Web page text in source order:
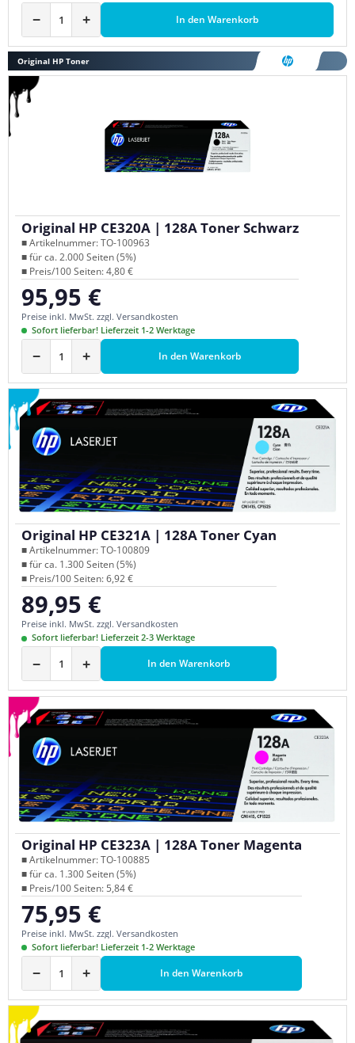
− + In den Warenkorb
Original HP Toner
Original HP CE320A | 128A Toner Schwarz
■ Artikelnummer: TO-100963
■ für ca. 2.000 Seiten (5%)
■ Preis/100 Seiten: 4,80 €
Regulärer Preis:
95,95 €
Preise inkl. MwSt. zzgl. Versandkosten
Sofort lieferbar! Lieferzeit 1-2 Werktage
− + In den Warenkorb
Original HP CE321A | 128A Toner Cyan
■ Artikelnummer: TO-100809
■ für ca. 1.300 Seiten (5%)
■ Preis/100 Seiten: 6,92 €
Regulärer Preis:
89,95 €
Preise inkl. MwSt. zzgl. Versandkosten
Sofort lieferbar! Lieferzeit 2-3 Werktage
− + In den Warenkorb
Original HP CE323A | 128A Toner Magenta
■ Artikelnummer: TO-100885
■ für ca. 1.300 Seiten (5%)
■ Preis/100 Seiten: 5,84 €
Regulärer Preis:
75,95 €
Preise inkl. MwSt. zzgl. Versandkosten
Sofort lieferbar! Lieferzeit 1-2 Werktage
− + In den Warenkorb